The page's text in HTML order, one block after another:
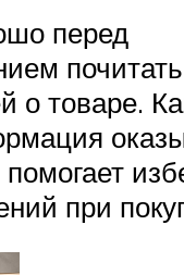
перед
о товаре.
при